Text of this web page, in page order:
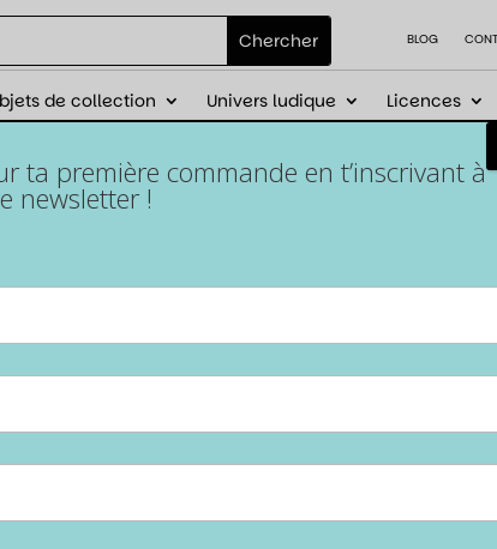
BLOG
de collection Univers ludique Licences
commande avec le code
pour JDR –
ta première commande en t’inscrivant à
newsletter !